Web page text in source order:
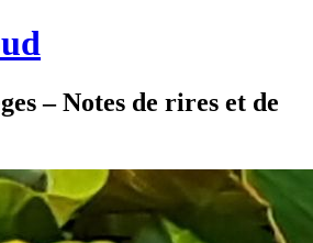
– Notes de rires et de